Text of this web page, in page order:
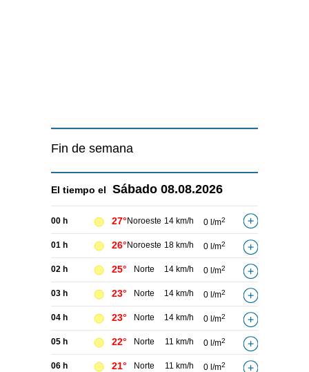
Fin de semana
El tiempo el Sábado 08.08.2026
00 h 27° Noroeste 14 km/h 0 l/m2
01 h 26° Noroeste 18 km/h 0 l/m2
02 h 25° Norte 14 km/h 0 l/m2
03 h 23° Norte 14 km/h 0 l/m2
04 h 23° Norte 14 km/h 0 l/m2
05 h 22° Norte 11 km/h 0 l/m2
06 h 21° Norte 11 km/h 0 l/m2